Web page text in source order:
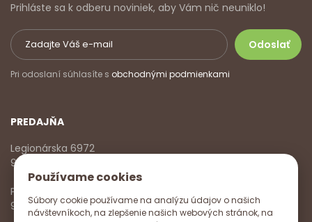
Používame cookies
Súbory cookie používame na analýzu údajov o našich
návštevníkoch, na zlepšenie našich webových stránok, na
Prihláste sa k odberu noviniek, aby Vám nič neuniklo!
Pri odoslaní súhlasíte s obchodnými podmienkami
PREDAJŇA
Legionárska 6972
911 01 Trenčín
Pondelok - Piatok
9:00 - 17:00